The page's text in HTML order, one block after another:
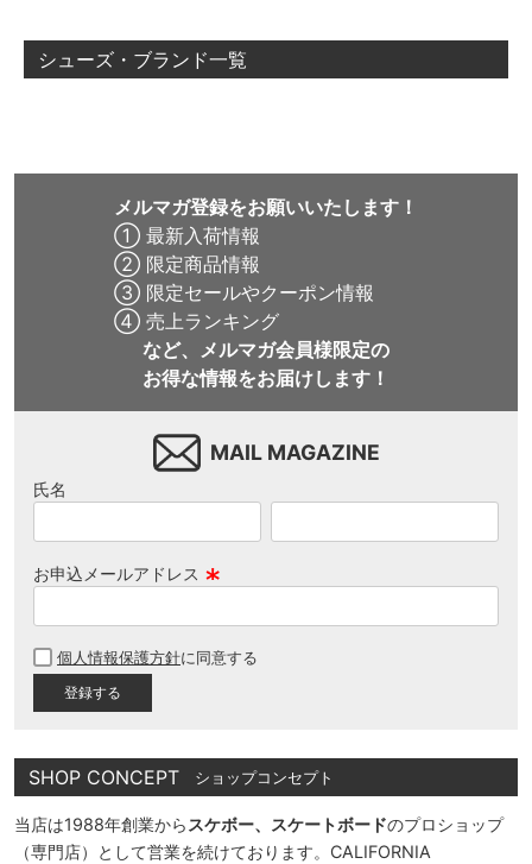
シューズ・ブランド一覧
メルマガ登録をお願いいたします！
① 最新入荷情報
② 限定商品情報
③ 限定セールやクーポン情報
④ 売上ランキング
など、メルマガ会員様限定の
お得な情報をお届けします！
MAIL MAGAZINE
氏名
お申込メールアドレス
須
個人情報保護方針に同意する
SHOP CONCEPT ショップコンセプト
当店は1988年創業から スケボー、スケートボードのプロショップ
（専門店）として営業を続けております。CALIFORNIA